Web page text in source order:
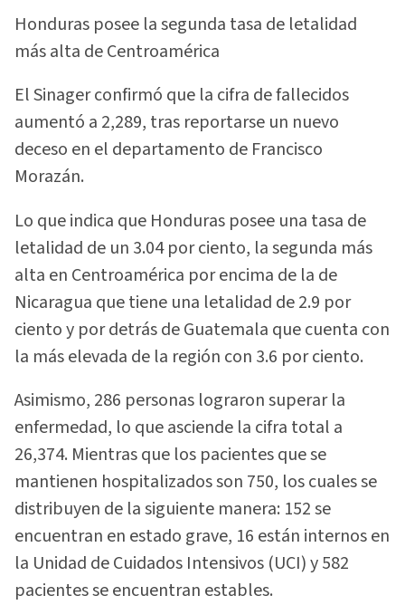
Honduras posee la segunda tasa de letalidad
más alta de Centroamérica
El Sinager confirmó que la cifra de fallecidos
aumentó a 2,289, tras reportarse un nuevo
deceso en el departamento de Francisco
Morazán.
Lo que indica que Honduras posee una tasa de
letalidad de un 3.04 por ciento, la segunda más
alta en Centroamérica por encima de la de
Nicaragua que tiene una letalidad de 2.9 por
ciento y por detrás de Guatemala que cuenta con
la más elevada de la región con 3.6 por ciento.
Asimismo, 286 personas lograron superar la
enfermedad, lo que asciende la cifra total a
26,374. Mientras que los pacientes que se
mantienen hospitalizados son 750, los cuales se
distribuyen de la siguiente manera: 152 se
encuentran en estado grave, 16 están internos en
la Unidad de Cuidados Intensivos (UCI) y 582
pacientes se encuentran estables.